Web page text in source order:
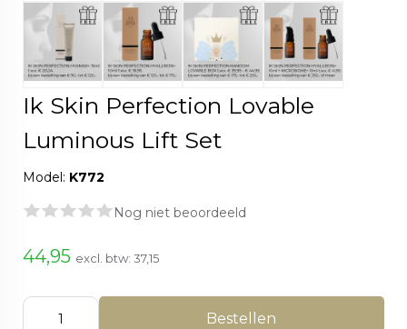
Ik Skin Perfection Lovable
Luminous Lift Set
Model: K772
Nog niet beoordeeld
44,95 excl. btw: 37,15
Bestellen